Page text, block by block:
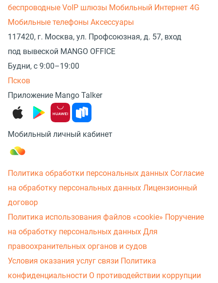
беспроводные VoIP шлюзы Мобильный Интернет 4G
Мобильные телефоны Аксессуары
117420, г. Москва, ул. Профсоюзная, д. 57, вход
под вывеской MANGO OFFICE
Будни, с 9:00–19:00
Псков
Приложение Mango Talker
Мобильный личный кабинет
Политика обработки персональных данных Согласие
на обработку персональных данных Лицензионный
договор
Политика использования файлов «cookie» Поручение
на обработку персональных данных Для
правоохранительных органов и судов
Условия оказания услуг связи Политика
конфиденциальности О противодействии коррупции